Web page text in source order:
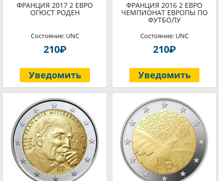
ФРАНЦИЯ 2017 2 ЕВРО
ОГЮСТ РОДЕН
Состояние: UNC
210P
Уведомить
ФРАНЦИЯ 2016 2 ЕВРО
ЧЕМПИОНАТ ЕВРОПЫ ПО
ФУТБОЛУ
Состояние: UNC
210P
Уведомить